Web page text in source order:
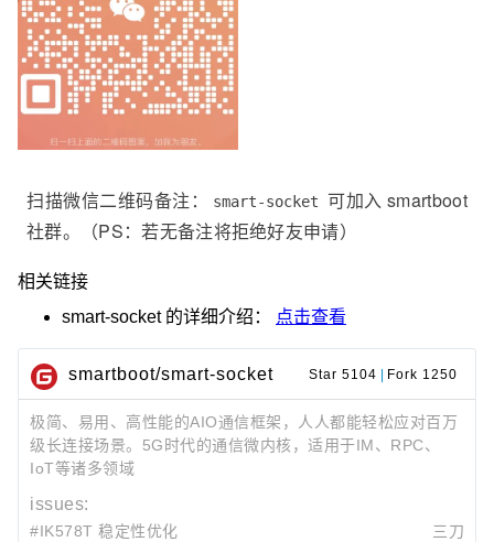
扫描微信二维码备注： smart-socket
可加入 smartboot
社群。（PS：若无备注将拒绝好友申请）
相关链接
smart-socket的详细介绍： 点击查看
smartboot/smart-socket Star 5104 Fork 1250
极简、易用、高性能的AIO通信框架，人人都能轻松应对百万
级长连接场景。5G时代的通信微内核，适用于IM、RPC、
IoT等诸多领域
issues:
#IK578T 稳定性优化
三刀